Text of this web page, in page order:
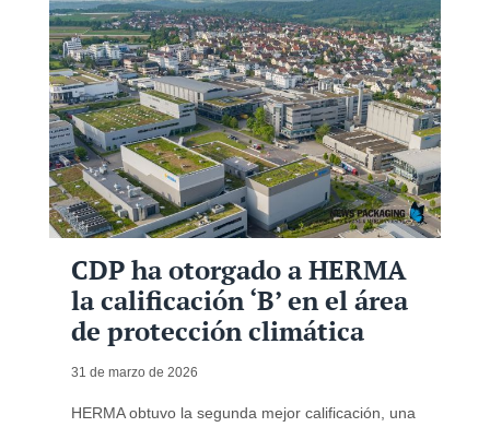
CDP ha otorgado a HERMA
la calificación ‘B’ en el área
de protección climática
31 de marzo de 2026
HERMA obtuvo la segunda mejor calificación, una